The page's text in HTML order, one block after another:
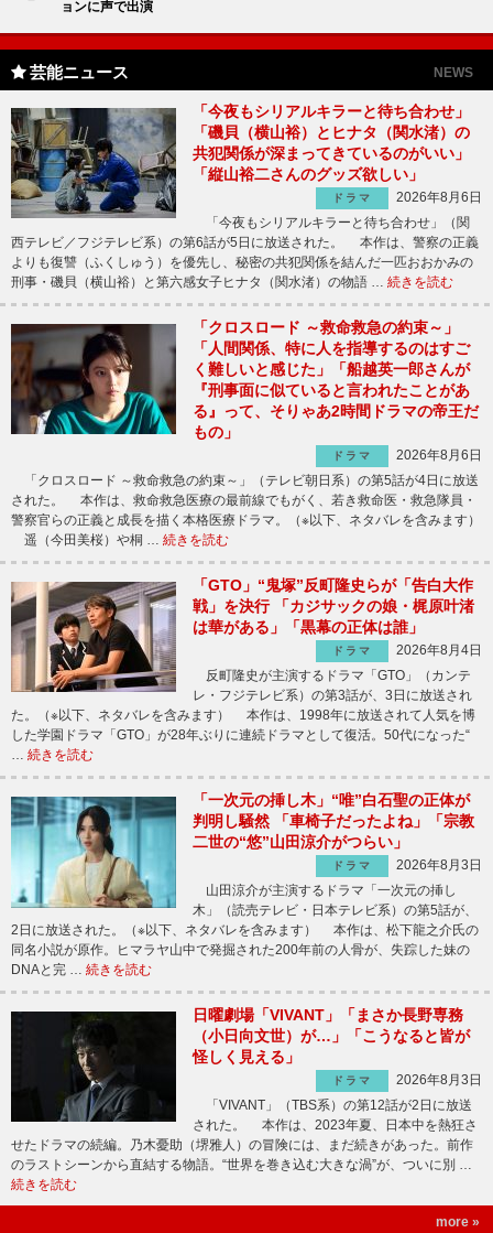
ョンに声で出演
芸能ニュース NEWS
「今夜もシリアルキラーと待ち合わせ」
「磯貝（横山裕）とヒナタ（関水渚）の
共犯関係が深まってきているのがいい」
「縦山裕二さんのグッズ欲しい」
ドラマ
2026年8月6日
「今夜もシリアルキラーと待ち合わせ」（関
西テレビ／フジテレビ系）の第6話が5日に放送された。 本作は、警察の正義
よりも復讐（ふくしゅう）を優先し、秘密の共犯関係を結んだ一匹おおかみの
刑事・磯貝（横山裕）と第六感女子ヒナタ（関水渚）の物語 … 続きを読む
「クロスロード ～救命救急の約束～」
「人間関係、特に人を指導するのはすご
く難しいと感じた」「船越英一郎さんが
『刑事面に似ていると言われたことがあ
る』って、そりゃあ2時間ドラマの帝王だ
もの」
ドラマ
2026年8月6日
「クロスロード ～救命救急の約束～」（テレビ朝日系）の第5話が4日に放送
された。 本作は、救命救急医療の最前線でもがく、若き救命医・救急隊員・
警察官らの正義と成長を描く本格医療ドラマ。（※以下、ネタバレを含みます）
遥（今田美桜）や桐 … 続きを読む
「GTO」“鬼塚”反町隆史らが「告白大作
戦」を決行 「カジサックの娘・梶原叶渚
は華がある」「黒幕の正体は誰」
ドラマ
2026年8月4日
反町隆史が主演するドラマ「GTO」（カンテ
レ・フジテレビ系）の第3話が、3日に放送され
た。（※以下、ネタバレを含みます） 本作は、1998年に放送されて人気を博
した学園ドラマ「GTO」が28年ぶりに連続ドラマとして復活。50代になった“
… 続きを読む
「一次元の挿し木」“唯”白石聖の正体が
判明し騒然 「車椅子だったよね」「宗教
二世の“悠”山田涼介がつらい」
ドラマ
2026年8月3日
山田涼介が主演するドラマ「一次元の挿し
木」（読売テレビ・日本テレビ系）の第5話が、
2日に放送された。（※以下、ネタバレを含みます） 本作は、松下龍之介氏の
同名小説が原作。ヒマラヤ山中で発掘された200年前の人骨が、失踪した妹の
DNAと完 … 続きを読む
日曜劇場「VIVANT」「まさか長野専務
（小日向文世）が…」「こうなると皆が
怪しく見える」
ドラマ
2026年8月3日
「VIVANT」（TBS系）の第12話が2日に放送
された。 本作は、2023年夏、日本中を熱狂さ
せたドラマの続編。乃木憂助（堺雅人）の冒険には、まだ続きがあった。前作
のラストシーンから直結する物語。“世界を巻き込む大きな渦”が、ついに別 …
続きを読む
more »